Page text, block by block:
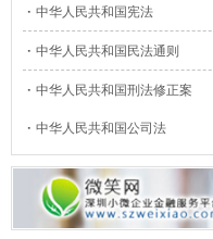
中华人民共和国宪法
中华人民共和国民法通则
中华人民共和国刑法修正案
中华人民共和国公司法